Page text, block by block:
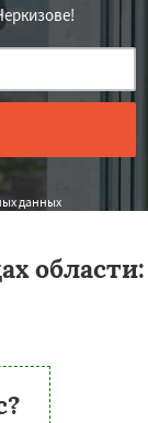
данных
области: